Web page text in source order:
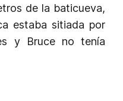
de la baticueva,
estaba sitiada por
y Bruce no tenía